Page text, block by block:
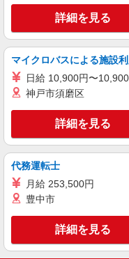
株式会社kotrio /●OS-H2-
鳳駅｜
療行為
時
キープ
業務委託
SOMPOヘルスサポート株
保健
報酬：出来高
業所一
個別訪
詳細を見る
マイクロバスによる施設
日給 10,900円〜
神戸市須磨区
詳細を見る
代務運転士
月給 253,500円
豊中市
詳細を見る